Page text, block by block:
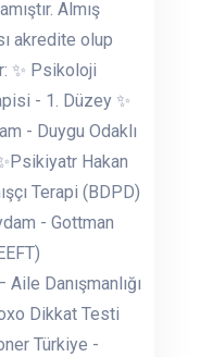
Almış
akredite olup
✨ Psikoloji
- 1. Düzey ✨
- Duygu Odaklı
Hakan
Terapi (BDPD)
- Gottman
Danışmanlığı
Dikkat Testi
Türkiye -